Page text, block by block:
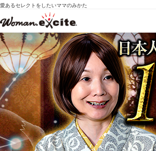
愛あるセレクトをしたいママのみかた